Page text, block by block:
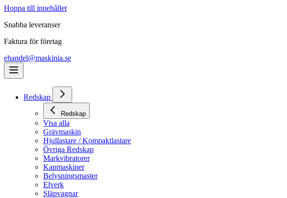
Hoppa till innehållet
Snabba leveranser
Faktura för företag
ehandel@maskinia.se
Redskap
Redskap
Visa alla
Grävmaskin
Hjullastare / Kompaktlastare
Övriga Redskap
Markvibratorer
Kapmaskiner
Belysningsmaster
Elverk
Släpvagnar